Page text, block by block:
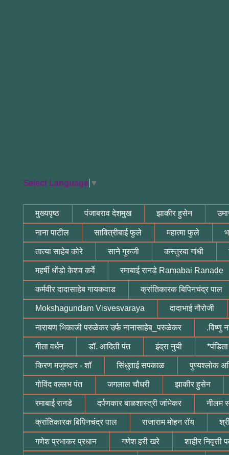
Select Language ▼
मुख्यपृष्ठ पंजाबराव देशमुख झाकीर हुसेन
नाना पाटील सावित्रीबाई फुले महात्मा फुले
तात्या साहेब कोरे साने गुरुजी कस्तुरबा गांधी
महर्षी धोंडो केशव कर्वे रमाबाई रानडे Ramabai Ranade
कर्मवीर दादासाहेब गायकवाड क्रांतिकारक बिपिनचंद्र पाल
Mokshagundam Visvesvaraya दादाभाई नौरोजी
नारायण भिकाजी परुळेकर उर्फ नानासाहेब_परुळेकर .विष्णु
गीता वर्धन डॉ. आदिती पंत इंद्रा नुयी *पंडिता
किरण मजुमदार - शॉ सिंधुताई सपकाळ पुण्यश्लोक
गोविंद वल्लभ पंत जगलाल चौधरी झाकीर हुसेन
रमाबाई रानडे दर्पणकार बाळशास्त्री जांभेकर नीलम
क्रांतिकारक बिपिनचंद्र पाल राजाराम मोहन रॉय
गणेश प्रभाकर प्रधान गणेश हरी खरे शाहीर निवृत्ती